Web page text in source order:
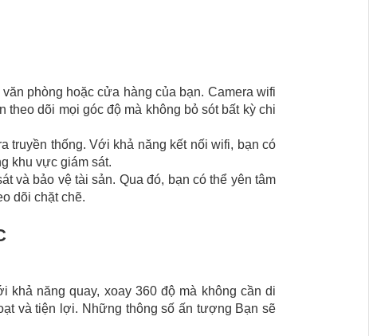
phòng hoặc cửa hàng của bạn. Camera wifi
dõi mọi góc độ mà không bỏ sót bất kỳ chi
truyền thống. Với khả năng kết nối wifi, bạn có
khu vực giám sát.
và bảo vệ tài sản. Qua đó, bạn có thể yên tâm
dõi chặt chẽ.
năng quay, xoay 360 độ mà không cần di
và tiện lợi. Những thông số ấn tượng Bạn sẽ